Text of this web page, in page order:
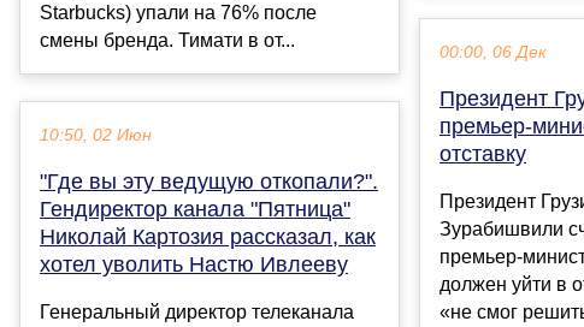
Starbucks) упали на 76% после
смены бренда. Тимати в от...
10:50, 02 Июн
"Где вы эту ведущую откопали?".
Гендиректор канала "Пятница"
Николай Картозия рассказал, как
хотел уволить Настю Ивлееву
Генеральный директор телеканала
00:00, 06 Дек
Президент
премьер-
отставку
Президент
Зурабишвили
премьер-
должен уйти в
«не смог